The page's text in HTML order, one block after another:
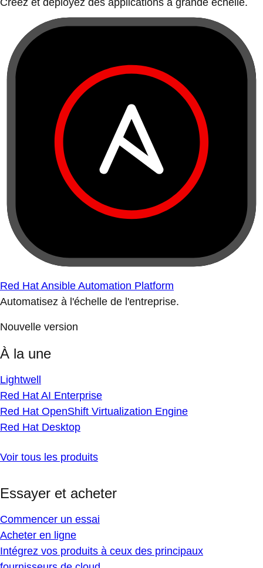
Créez et déployez des applications à grande échelle.
Red Hat Ansible Automation Platform
Automatisez à l'échelle de l'entreprise.
Nouvelle version
À la une
Lightwell
Red Hat AI Enterprise
Red Hat OpenShift Virtualization Engine
Red Hat Desktop
Voir tous les produits
Essayer et acheter
Commencer un essai
Acheter en ligne
Intégrez vos produits à ceux des principaux